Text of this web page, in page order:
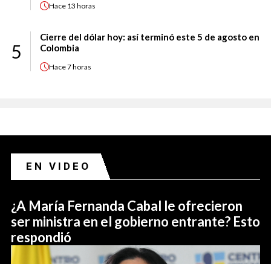
Hace 13 horas
5
Cierre del dólar hoy: así terminó este 5 de agosto en
Colombia
Hace7 horas
EN VIDEO
¿A María Fernanda Cabal le ofrecieron
ser ministra en el gobierno entrante? Esto
respondió